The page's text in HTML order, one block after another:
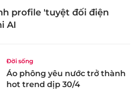
profile 'tuyệt đối điện
AI
Đời sống
Áo phông yêu nước trở thành
hot trend dịp 30/4